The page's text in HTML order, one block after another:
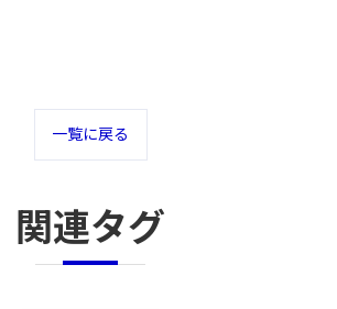
一覧に戻る
関連タグ